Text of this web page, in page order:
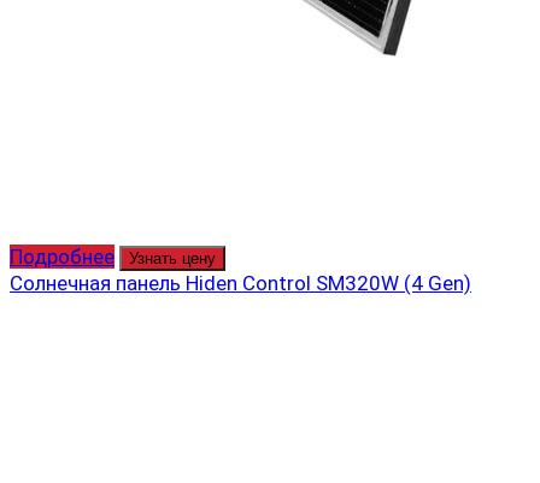
Подробнее Узнать цену
Солнечная панель Hiden Control SM320W (4 Gen)